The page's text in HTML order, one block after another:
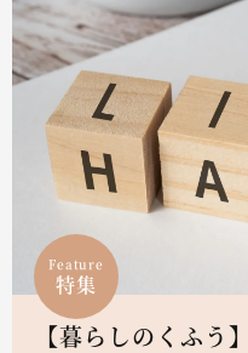
Feature
特集
【暮らしのくふう